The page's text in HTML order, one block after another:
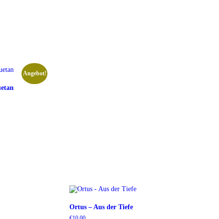
Angebot!
Ortus – Aus der Tiefe